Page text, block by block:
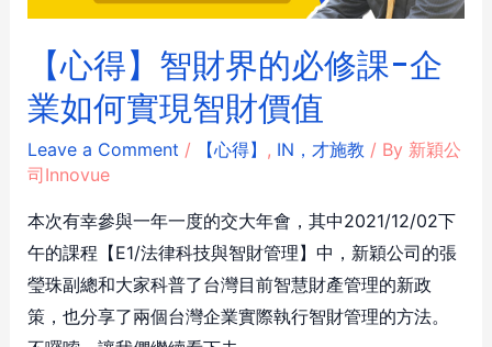
【心得】智財界的必修課-企
業如何實現智財價值
Leave a Comment / 【心得】 , IN，才施教 / By 新穎公
司Innovue
本次有幸參與一年一度的交大年會，其中2021/12/02下
午的課程【E1/法律科技與智財管理】中，新穎公司的張
瑩珠副總和大家科普了台灣目前智慧財產管理的新政
策，也分享了兩個台灣企業實際執行智財管理的方法。